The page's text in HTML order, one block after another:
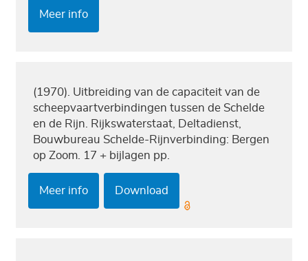
Meer info
(1970). Uitbreiding van de capaciteit van de
scheepvaartverbindingen tussen de Schelde
en de Rijn. Rijkswaterstaat, Deltadienst,
Bouwbureau Schelde-Rijnverbinding: Bergen
op Zoom. 17 + bijlagen pp.
Meer info Download